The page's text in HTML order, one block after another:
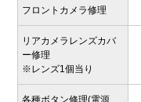
フロントカメラ修理
リアカメラレンズカバ
ー修理
※レンズ1個当り
各種ボタン修理(電源、